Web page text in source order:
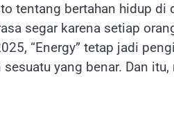
tentang bertahan hidup di
segar karena setiap
“Energy” tetap jadi
yang benar. Dan